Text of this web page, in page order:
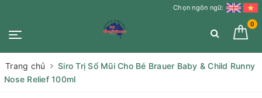
Chọn ngôn ngữ:
0
Trang chủ
Siro Trị Sổ Mũi Cho Bé Brauer Baby & Child Runny
Nose Relief 100ml